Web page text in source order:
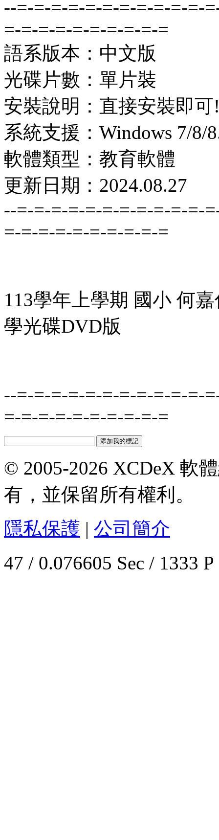
--=-=-=-=-=-=-=-=-=-=-=-
=-=-=-=-=-=-=-=-=-=
語系版本：中文版
光碟片數：單片裝
安裝說明：直接安裝即可
系統支援：Windows 7/8/
軟體類型：教育軟體
更新日期：2024.08.27
--=-=-=-=-=-=-=-=-=-=-=-
=-=-=-=-=-=-=-=-=-=
113學年上學期 國小 何
學光碟DVD版
--=-=-=-=-=-=-=-=-=-=-=-
=-=-=-=-=-=-=-=-=-=
© 2005-2026 XCDeX 軟
有，並保留所有權利。
隱私保護 | 公司簡介
47 / 0.076605 Sec / 1333